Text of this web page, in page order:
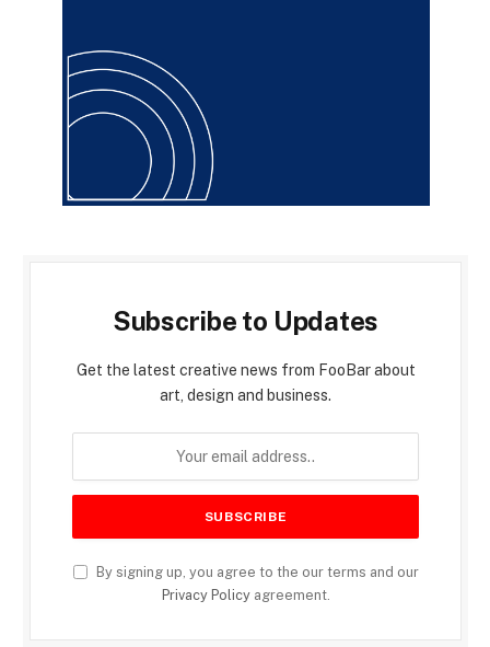
Subscribe to Updates
Get the latest creative news from FooBar about
art, design and business.
By signing up, you agree to the our terms and our
Privacy Policyagreement.